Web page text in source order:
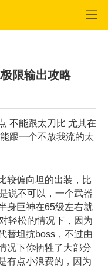
限输出攻略
能跟太刀比 尤其在
跟一个不放我流的太
偏向坦的出装，比
说不可以，一个武器
身巨神在65级左右就
轻松的情况下，因为
替坦抗boss，不过由
况下你牺牲了大部分
有点小浪费的，因为